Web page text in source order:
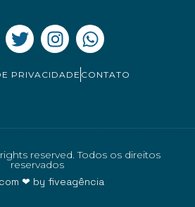
PRIVACIDADE CONTATO
reserved. Todos os direitos
reservados
❤ by fiveagência